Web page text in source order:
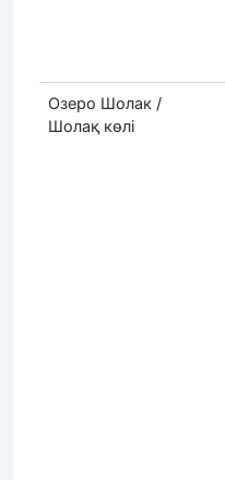
Озеро Шолак /
Шолақ көлі